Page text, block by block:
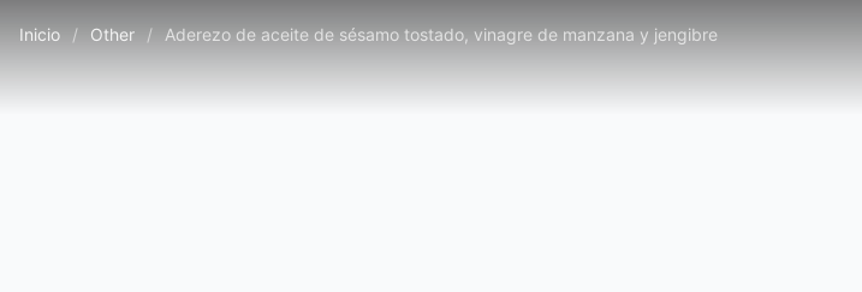
Inicio / Other / Aderezo de aceite de sésamo tostado, vinagre de manzana y jengibre